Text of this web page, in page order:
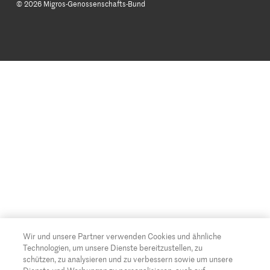
Alle Rezeptkategorien
© 2026 Migros-Genossenschafts-Bund
Wir und unsere Partner verwenden Cookies und ähnliche
Technologien, um unsere Dienste bereitzustellen, zu
schützen, zu analysieren und zu verbessern sowie um unsere